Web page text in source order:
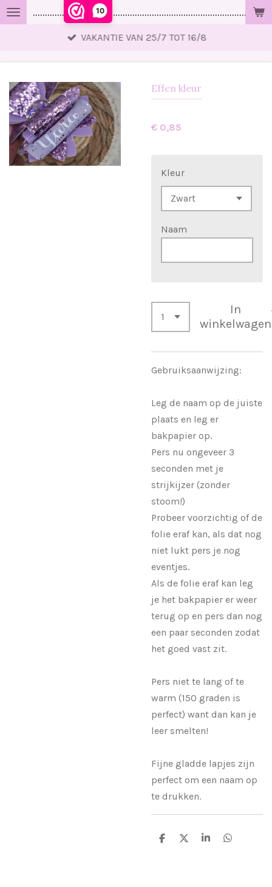
10
Ga
VAKANTIE VAN 25/7 TOT 16/8
Effen kleur
€ 0,85
Kleur
Naam
In
winkelwagen
Gebruiksaanwijzing:
Leg de naam op de juiste
plaats en leg er
bakpapier op.
Pers nu ongeveer 3
seconden met je
strijkijzer (zonder
stoom!)
Probeer voorzichtig of de
folie eraf kan, als dat nog
niet lukt pers je nog
eventjes.
Als de folie eraf kan leg
je het bakpapier er weer
terug op en pers dan nog
een paar seconden zodat
het goed vast zit.
Pers niet te lang of te
warm (150 graden is
perfect) want dan kan je
leer smelten!
Fijne gladde lapjes zijn
perfect om een naam op
te drukken.
D
D
S
D